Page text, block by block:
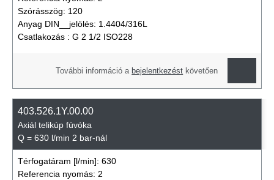
Szórásszög: 120
Anyag DIN__jelölés: 1.4404/316L
Csatlakozás : G 2 1/2 ISO228
További információ a bejelentkezést követően
403.526.1Y.00.00
Axiál telikúp fúvóka
Q = 630 l/min 2 bar-nál
Térfogatáram [l/min]: 630
Referencia nyomás: 2